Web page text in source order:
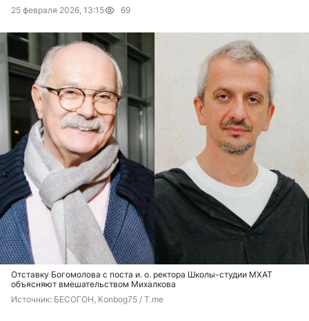
25 февраля 2026, 13:15 69
Отставку Богомолова с поста и. о. ректора Школы-студии МХАТ
объясняют вмешательством Михалкова
Источник: БЕСОГОН, Konbog75 / T.me